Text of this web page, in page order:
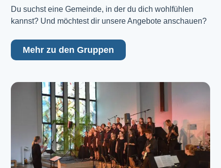
Du suchst eine Gemeinde, in der du dich wohlfühlen
kannst? Und möchtest dir unsere Angebote anschauen?
Mehr zu den Gruppen